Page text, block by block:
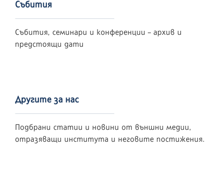
Събития
Събития, семинари и конференции – архив и
предстоящи дати
Другите за нас
Подбрани статии и новини от външни медии,
отразяващи института и неговите постижения.